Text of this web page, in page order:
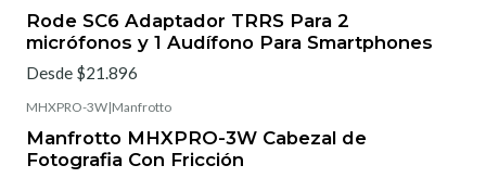
Rode SC6 Adaptador TRRS Para 2
micrófonos y 1 Audífono Para Smartphones
Desde $21.896
MHXPRO-3W|Manfrotto
Manfrotto MHXPRO-3W Cabezal de
Fotografia Con Fricción